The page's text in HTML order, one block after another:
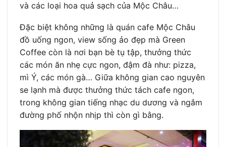
và các loại hoa quả sạch của Mộc Châu…
Đặc biệt không những là quán cafe Mộc Châu
đồ uống ngon, view sống ảo đẹp mà Green
Coffee còn là nơi bạn bè tụ tập, thưởng thức
các món ăn nhẹ cực ngon, đậm đà như: pizza,
mì Ý, các món gà… Giữa không gian cao nguyên
se lạnh mà được thưởng thức tách cafe ngon,
trong không gian tiếng nhạc du dương và ngắm
đường phố nhộn nhịp thì còn gì bằng.